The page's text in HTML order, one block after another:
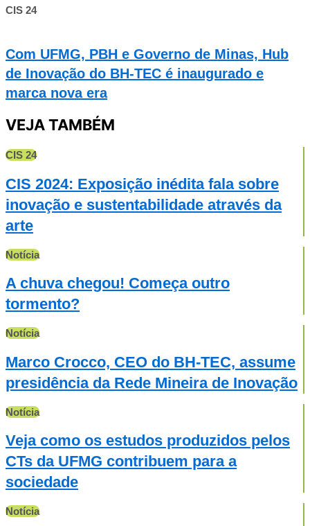
CIS 24
Com UFMG, PBH e Governo de Minas, Hub
de Inovação do BH-TEC é inaugurado e
marca nova era
VEJA TAMBÉM
CIS 24
CIS 2024: Exposição inédita fala sobre
inovação e sustentabilidade através da
arte
Notícia
A chuva chegou! Começa outro
tormento?
Notícia
Marco Crocco, CEO do BH-TEC, assume
presidência da Rede Mineira de Inovação
Notícia
Veja como os estudos produzidos pelos
CTs da UFMG contribuem para a
sociedade
Notícia